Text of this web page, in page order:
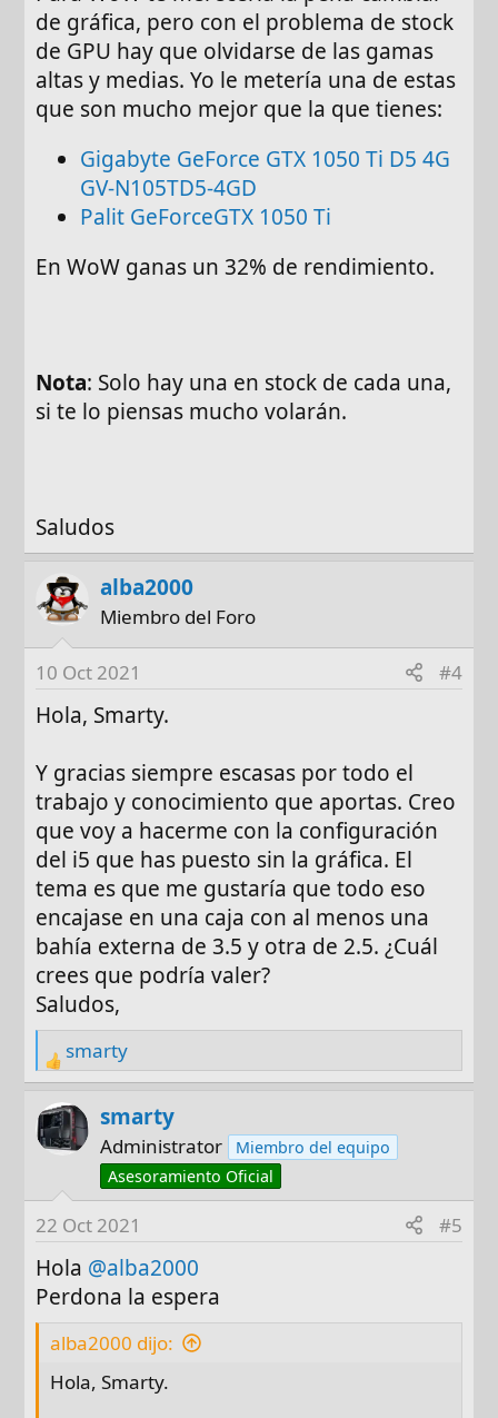
de gráfica, pero con el problema de stock
de GPU hay que olvidarse de las gamas
altas y medias. Yo le metería una de estas
que son mucho mejor que la que tienes:
Gigabyte GeForce GTX 1050 Ti D5 4G
GV-N105TD5-4GD
Palit GeForceGTX 1050 Ti
En WoW ganas un 32% de rendimiento.
Nota: Solo hay una en stock de cada una,
si te lo piensas mucho volarán.
Saludos
alba2000
Miembro del Foro
10 Oct 2021 #4
Hola, Smarty.
Y gracias siempre escasas por todo el
trabajo y conocimiento que aportas. Creo
que voy a hacerme con la configuración
del i5 que has puesto sin la gráfica. El
tema es que me gustaría que todo eso
encajase en una caja con al menos una
bahía externa de 3.5 y otra de 2.5. ¿Cuál
crees que podría valer?
Saludos,
R
e
a
c
o
n
s
:
smarty
smarty
Administrator
Miembro del equipo
Asesoramiento Oficial
22 Oct 2021 #5
Hola @alba2000
Perdona la espera
alba2000 dijo:
Hola, Smarty.